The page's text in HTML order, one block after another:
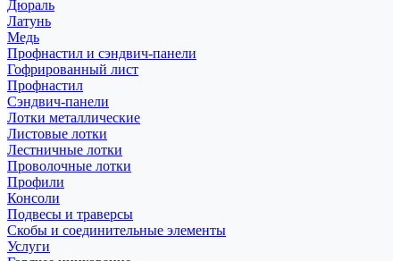
Дюраль
Латунь
Медь
Профнастил и сэндвич-панели
Гофрированный лист
Профнастил
Сэндвич-панели
Лотки металлические
Листовые лотки
Лестничные лотки
Проволочные лотки
Профили
Консоли
Подвесы и траверсы
Скобы и соединительные элементы
Услуги